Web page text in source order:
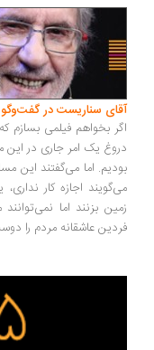
آقای سناریست در
اگر بخواهم فیلمی بسازم
دروغ یک امر جاری در
بودیم. اما می‌گفتند این
می‌گویند اجازه کار
زمین بزنند اما
فردین عاشقانه مردم را